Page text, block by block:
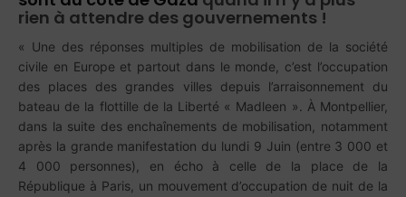
rien à attendre des gouvernements !
« Une des réponses multiples de mobilisation de la société
civile en Europe et partout dans le monde, c’est l’occupation
des places des grandes villes depuis l’arraisonnement du
bateau de la flottille de la Liberté « Madleen ». À Montpellier,
dans la suite des enchaînements de mobilisation, notamment
après la grande manifestation du lundi 9 Juin (entre 3 000 et
4 000 personnes), en écho à celle de la place de la
République à Paris, un mouvement d’occupation de nuit de la